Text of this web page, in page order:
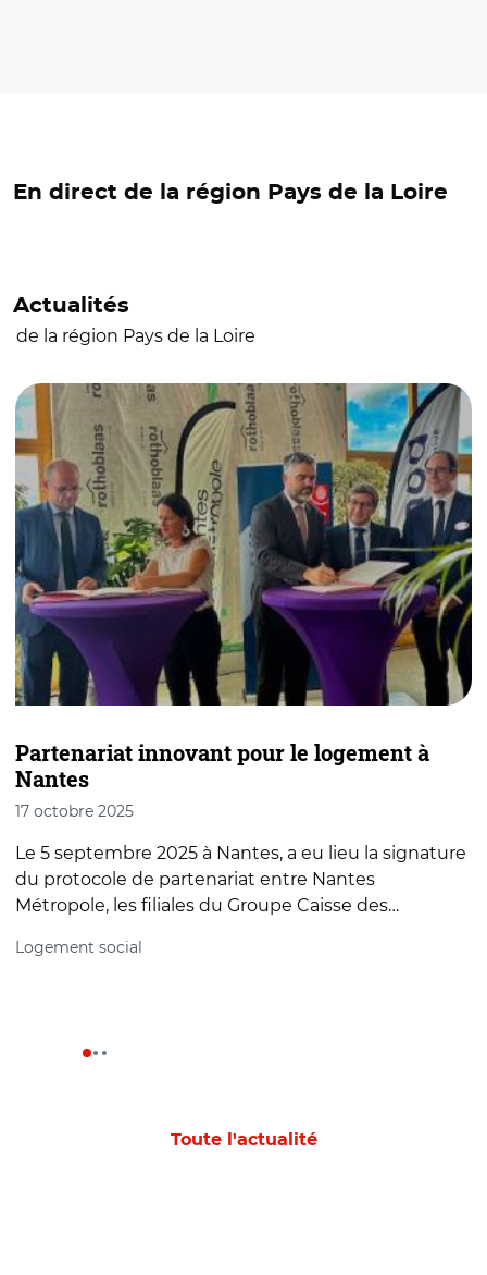
En direct de la région Pays de la Loire
Actualités
de la région Pays de la Loire
Partenariat innovant pour le logement à
Nantes
17 octobre 2025
Le 5 septembre 2025 à Nantes, a eu lieu la signature
du protocole de partenariat entre Nantes
Métropole, les filiales du Groupe Caisse des…
Logement social
Toute l'actualité